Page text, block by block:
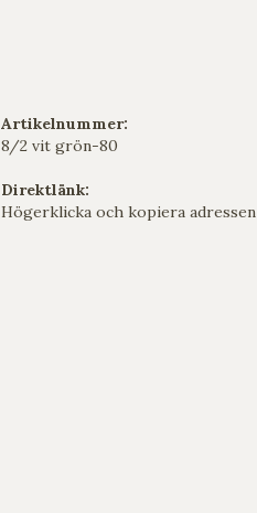
Artikelnummer:
8/2 vit grön-80
Direktlänk:
Högerklicka och kopiera adressen